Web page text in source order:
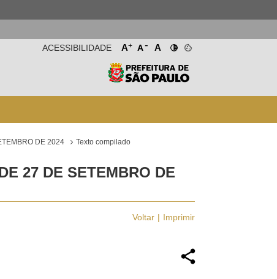
A+ A- A
ACESSIBILIDADE
DE 2024 Texto compilado
27 DE SETEMBRO DE
Voltar Imprimir